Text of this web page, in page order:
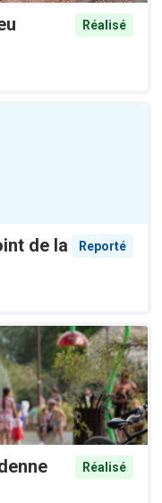
Réalisé
de la
Reporté
Réalisé